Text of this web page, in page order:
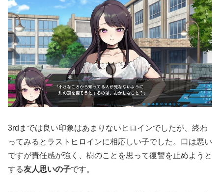
3rdまでは良い印象はあまりないヒロインでしたが、終わ
ってみるとラストヒロインに相応しい子でした。口は悪い
ですが責任感が強く、樹のことを思って復讐を止めようと
する友人思いの子です。